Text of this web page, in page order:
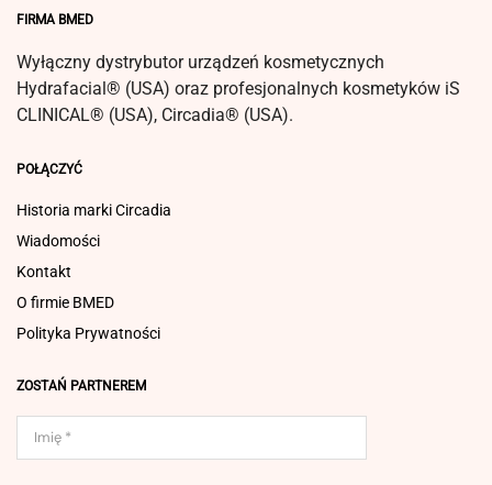
FIRMA BMED
Wyłączny dystrybutor urządzeń kosmetycznych
Hydrafacial® (USA) oraz profesjonalnych kosmetyków iS
CLINICAL® (USA), Circadia® (USA).
POŁĄCZYĆ
Historia marki Circadia
Wiadomości
Kontakt
O firmie BMED
Polityka Prywatności
ZOSTAŃ PARTNEREM